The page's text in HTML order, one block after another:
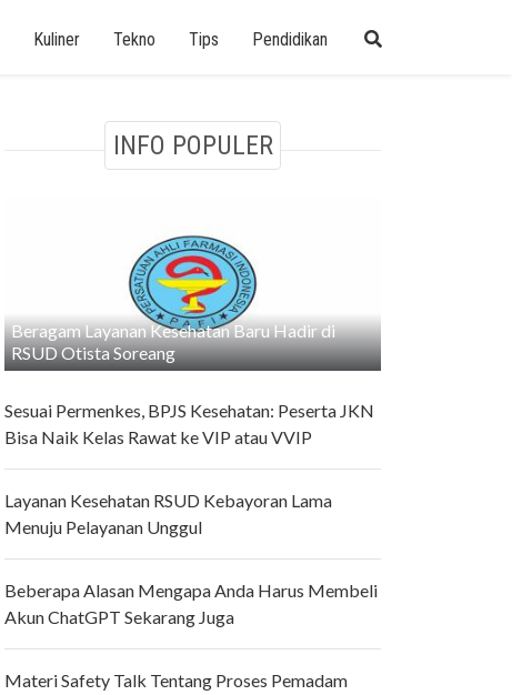
Kuliner Tekno Tips Pendidikan
INFO POPULER
Beragam Layanan Kesehatan Baru Hadir di
RSUD Otista Soreang
Sesuai Permenkes, BPJS Kesehatan: Peserta JKN
Bisa Naik Kelas Rawat ke VIP atau VVIP
Layanan Kesehatan RSUD Kebayoran Lama
Menuju Pelayanan Unggul
Beberapa Alasan Mengapa Anda Harus Membeli
Akun ChatGPT Sekarang Juga
Materi Safety Talk Tentang Proses Pemadam